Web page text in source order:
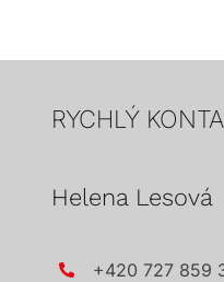
RYCHLÝ
Helena Lesová
+420 727 859